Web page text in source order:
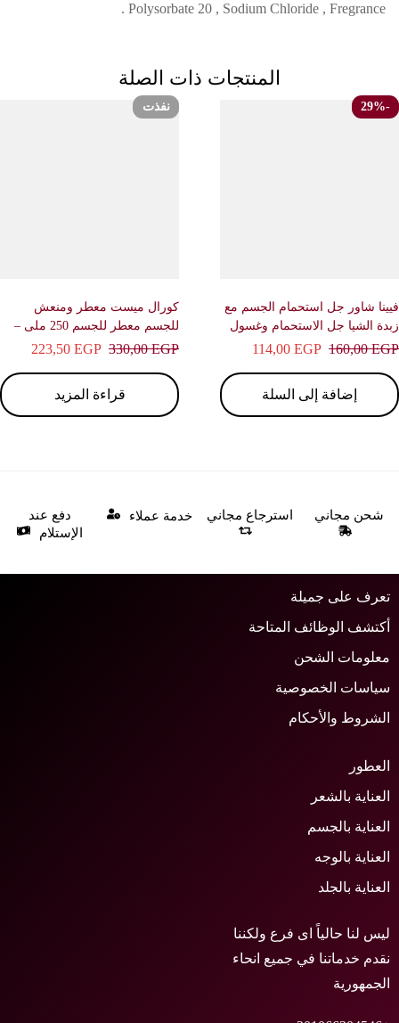
Polysorbate 20 , Sodium Chloride , Fregrance .
المنتجات ذات الصلة
شاور جل استحمام الجسم مع
الشيا جل الاستحمام وغسول
ملى – موود160,00
114,00EGP
إضافة إلى السلة
نفذت
كورال ميست معطر ومنعش
للجسم معطر للجسم 250 ملى –
بريف330,00EGP
223,50EGP
قراءة المزيد
شحن مجاني استرجاع مجاني خدمة عملاء
دفع عند
الإستلام
على جميلة
الوظائف المتاحة
الشحن
الخصوصية
والأحكام
بالشعر
بالجسم
بالوجه
بالجلد
لنا حالياً اى فرع ولكننا
خدماتنا في جميع انحاء